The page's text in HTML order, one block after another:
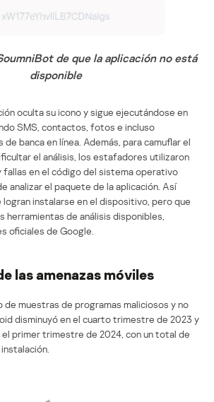
de que la aplicación no está
disponible
oculta su icono y sigue ejecutándose en
SMS, contactos, fotos e incluso
banca en línea. Además, para camuflar el
el análisis, los estafadores utilizaron
fallas en el código del sistema operativo
analizar el paquete de la aplicación. Así
logran instalarse en el dispositivo, pero que
herramientas de análisis disponibles,
oficiales de Google.
las amenazas móviles
muestras de programas maliciosos y no
disminuyó en el cuarto trimestre de 2023 y
el primer trimestre de 2024, con un total de